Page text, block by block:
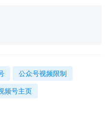
公众号视频限制
频号主页